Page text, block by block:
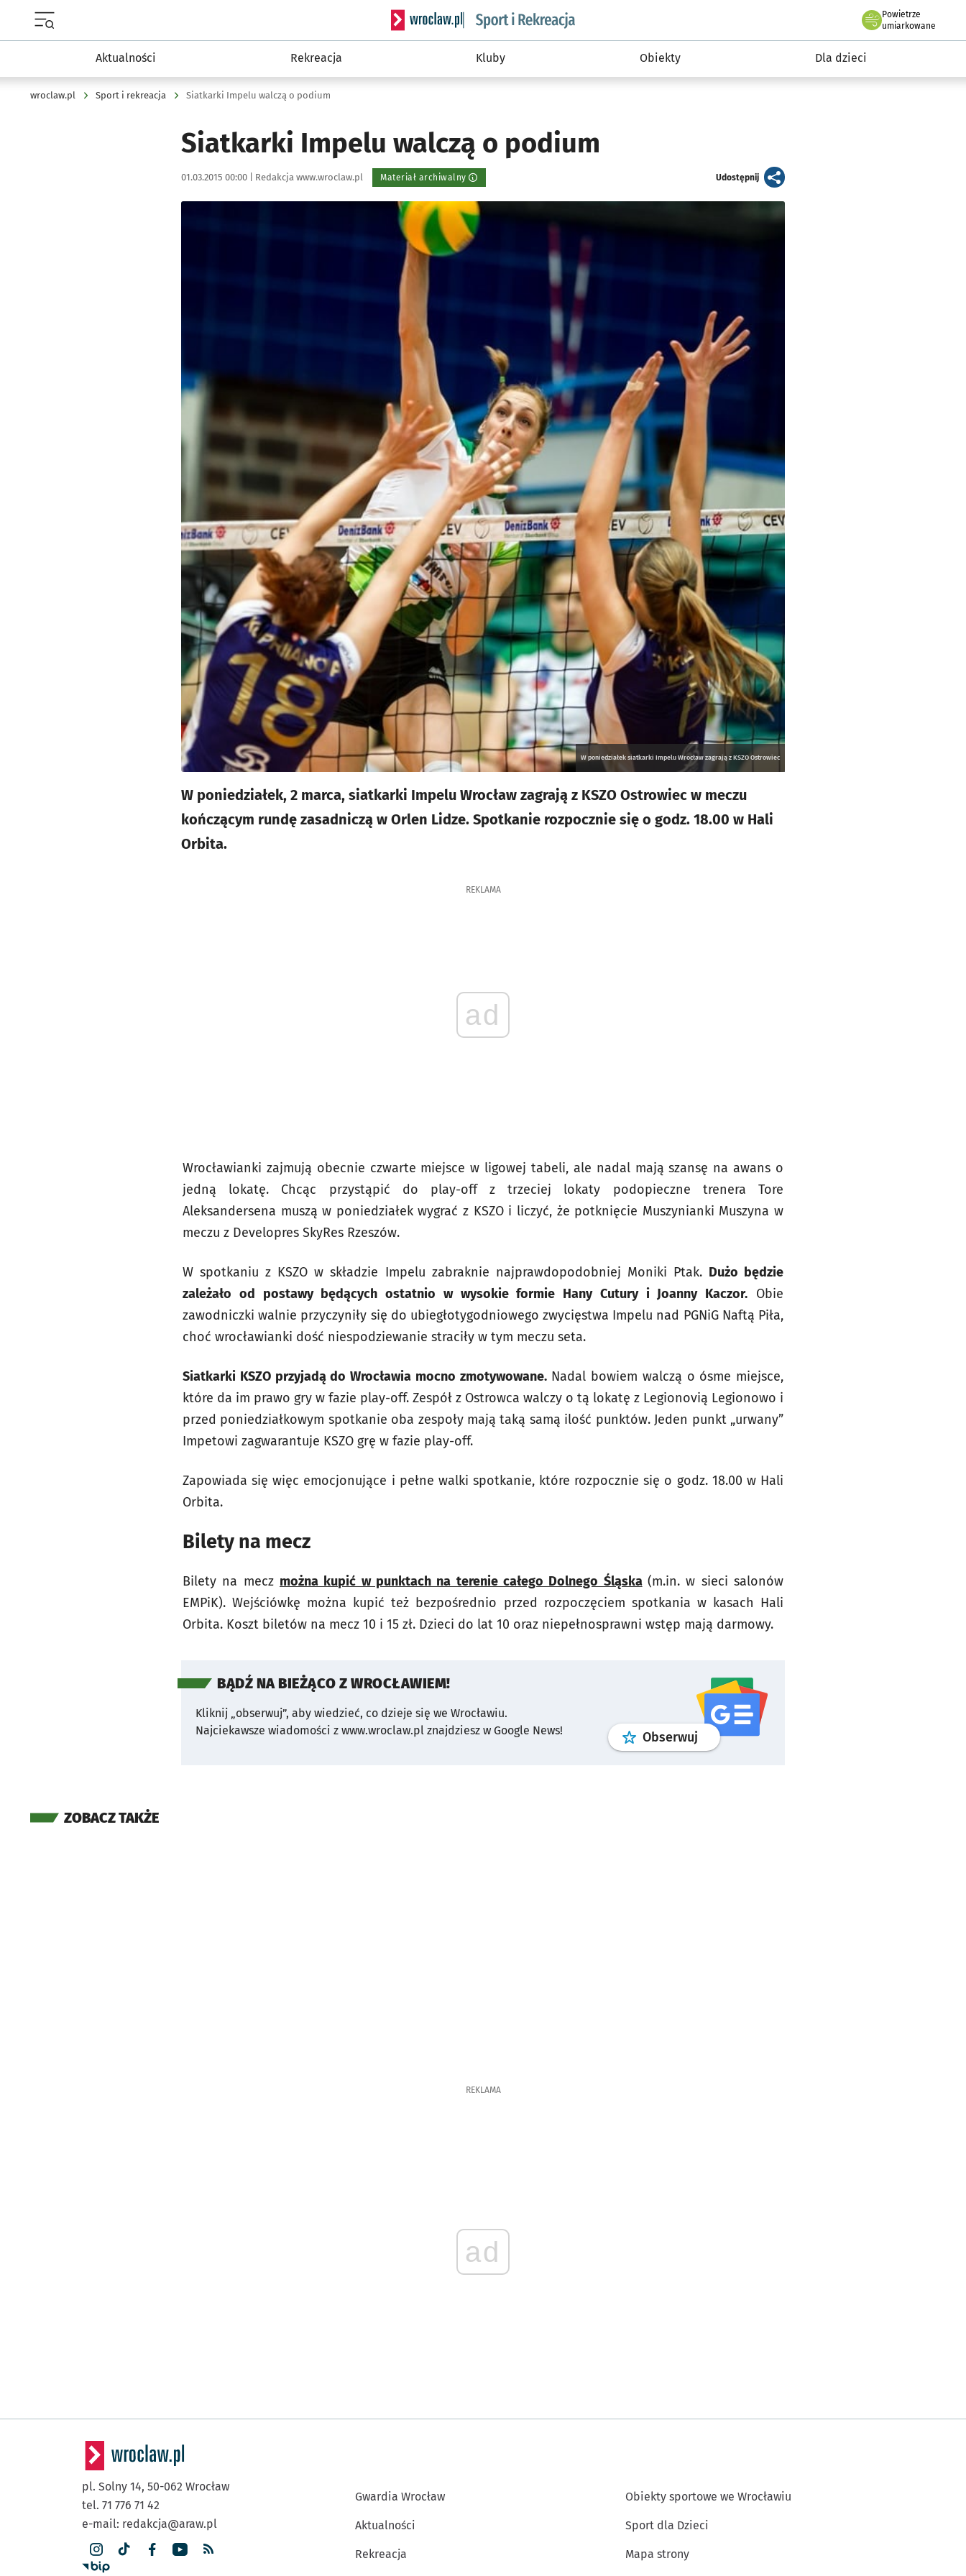
Serwis informacyjny wroclaw.pl podserwis: Sport i rekreacja
Powietrze
we Wrocławiu
umiarkowane
Aktualności Rekreacja Kluby Obiekty Dla dzieci
wroclaw.pl Sport i rekreacja Siatkarki Impelu walczą o podium
Siatkarki Impelu walczą o podium
Data publikacji:
01.03.2015 00:00 | Autor:
Redakcja www.wroclaw.pl Materiał archiwalny Udostępnijartykuł
W poniedziałek siatkarki Impelu Wrocław zagrają z KSZO Ostrowiec
W poniedziałek, 2 marca, siatkarki Impelu Wrocław zagrają z KSZO Ostrowiec w meczu
kończącym rundę zasadniczą w Orlen Lidze. Spotkanie rozpocznie się o godz. 18.00 w Hali
Orbita.
REKLAMA
ad
Wrocławianki zajmują obecnie czwarte miejsce w ligowej tabeli, ale nadal mają szansę na awans o
jedną lokatę. Chcąc przystąpić do play-off z trzeciej lokaty podopieczne trenera Tore
Aleksandersena muszą w poniedziałek wygrać z KSZO i liczyć, że potknięcie Muszynianki Muszyna w
meczu z Developres SkyRes Rzeszów.
W spotkaniu z KSZO w składzie Impelu zabraknie najprawdopodobniej Moniki Ptak. Dużo będzie
zależało od postawy będących ostatnio w wysokie formie Hany Cutury i Joanny Kaczor. Obie
zawodniczki walnie przyczyniły się do ubiegłotygodniowego zwycięstwa Impelu nad PGNiG Naftą Piła,
choć wrocławianki dość niespodziewanie straciły w tym meczu seta.
Siatkarki KSZO przyjadą do Wrocławia mocno zmotywowane.Nadal bowiem walczą o ósme miejsce,
które da im prawo gry w fazie play-off. Zespół z Ostrowca walczy o tą lokatę z Legionovią Legionowo i
przed poniedziałkowym spotkanie oba zespoły mają taką samą ilość punktów. Jeden punkt „urwany”
Impetowi zagwarantuje KSZO grę w fazie play-off.
Zapowiada się więc emocjonujące i pełne walki spotkanie, które rozpocznie się o godz. 18.00 w Hali
Orbita.
Bilety na mecz
Bilety na mecz można kupić w punktach na terenie całego Dolnego Śląska (m.in. w sieci salonów
EMPiK). Wejściówkę można kupić też bezpośrednio przed rozpoczęciem spotkania w kasach Hali
Orbita. Koszt biletów na mecz 10 i 15 zł. Dzieci do lat 10 oraz niepełnosprawni wstęp mają darmowy.
BĄDŹ NA BIEŻĄCO Z WROCŁAWIEM!
Kliknij „obserwuj”, aby wiedzieć, co dzieje się we Wrocławiu.
Najciekawsze wiadomości z www.wroclaw.pl znajdziesz w Google News!
Obserwuj profilgoogle news
ZOBACZ TAKŻE
REKLAMA
ad
pl. Solny 14, 50-062 Wrocław
tel. 71 776 71 42
e-mail: redakcja@araw.pl
Gwardia Wrocław
Aktualności
Rekreacja
Obiekty sportowe we Wrocławiu
Sport dla Dzieci
Mapa strony